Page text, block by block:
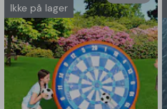
Ikke på lager